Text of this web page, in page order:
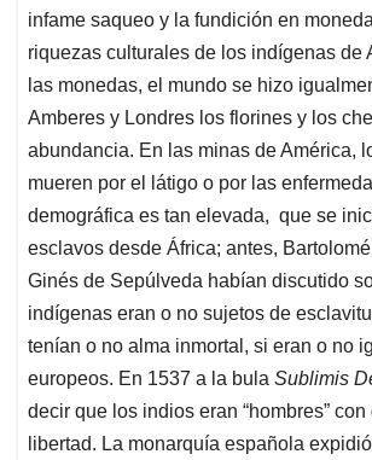
infame saqueo y la fundición en
riquezas culturales de los indígenas de
las monedas, el mundo se hizo
Amberes y Londres los florines y los
abundancia. En las minas de América,
mueren por el látigo o por las
demográfica es tan elevada, que se
esclavos desde África; antes,
Ginés de Sepúlveda habían discutido
indígenas eran o no sujetos de
tenían o no alma inmortal, si eran o no
europeos. En 1537 a la bula Sublimis
decir que los indios eran “hombres”
libertad. La monarquía española